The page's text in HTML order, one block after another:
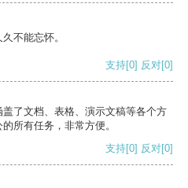
不能忘怀。
支持[0] 反对[0]
了文档、表格、演示文稿等各个方
所有任务，非常方便。
支持[0] 反对[0]